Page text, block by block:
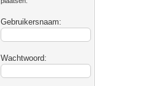
Gebruikersnaam:
Wachtwoord: